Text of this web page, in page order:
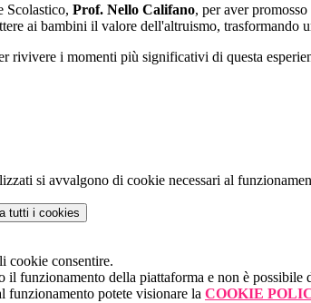
Scolastico, Prof. Nello Califano, per aver
ai bambini il valore dell'altruismo,
rivivere i momenti più significativi di questa
si avvalgono di cookie necessari al
tutti i cookies
cookie consentire.
il funzionamento della piattaforma e non è possibile
funzionamento potete visionare la COOKIE